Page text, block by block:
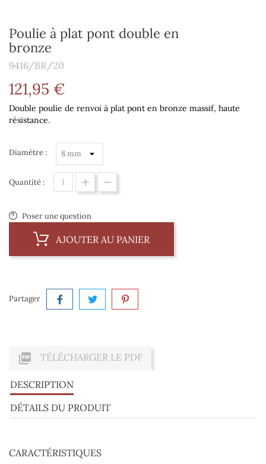
Poulie à plat pont double en
bronze
9416/BR/20
121,95 €
Double poulie de renvoi à plat pont en bronze massif, haute
résistance.
Diamètre :
Quantité :
Poser une question
AJOUTER AU PANIER
Partager
 TÉLÉCHARGER LE PDF
DESCRIPTION
DÉTAILS DU PRODUIT
CARACTÉRISTIQUES